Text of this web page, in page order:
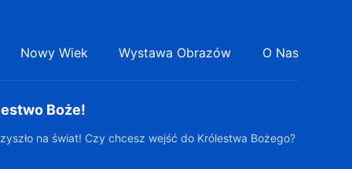
Nowy Wiek Wystawa Obrazów O Nas
Boże!
na świat! Czy chcesz wejść do Królestwa Bożego?